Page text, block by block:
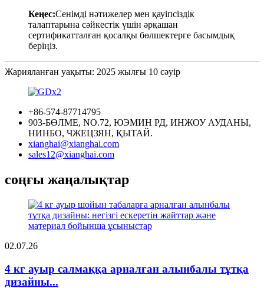
Кеңес:Сенімді нәтижелер мен қауіпсіздік
талаптарына сәйкестік үшін әрқашан
сертификатталған қосалқы бөлшектерге басымдық
беріңіз.
Жарияланған уақыты: 2025 жылғы 10 сәуір
+86-574-87714795
903-БӨЛМЕ, NO.72, ЮЭМИН РД, ИНЖОУ АУДАНЫ,
НИНБО, ЧЖЕЦЗЯН, ҚЫТАЙ.
xianghai@xianghai.com
sales12@xianghai.com
соңғы жаңалықтар
02.07.26
4 кг ауыр салмаққа арналған алынбалы тұтқа
дизайны...